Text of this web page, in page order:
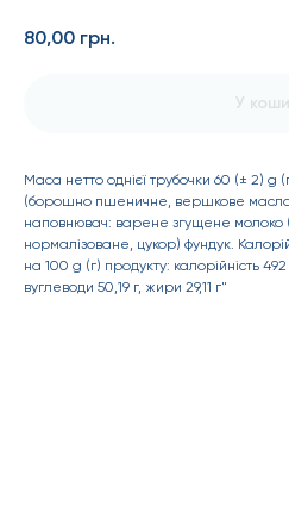
80,00 грн.
У
Маса нетто однієї трубочки 60 (± 2) g
(борошно пшеничне, вершкове масло
наповнювач: варене згущене молоко
нормалізоване, цукор) фундук.
на 100 g (г) продукту: калорійність
вуглеводи 50,19 г, жири 29,11 г"